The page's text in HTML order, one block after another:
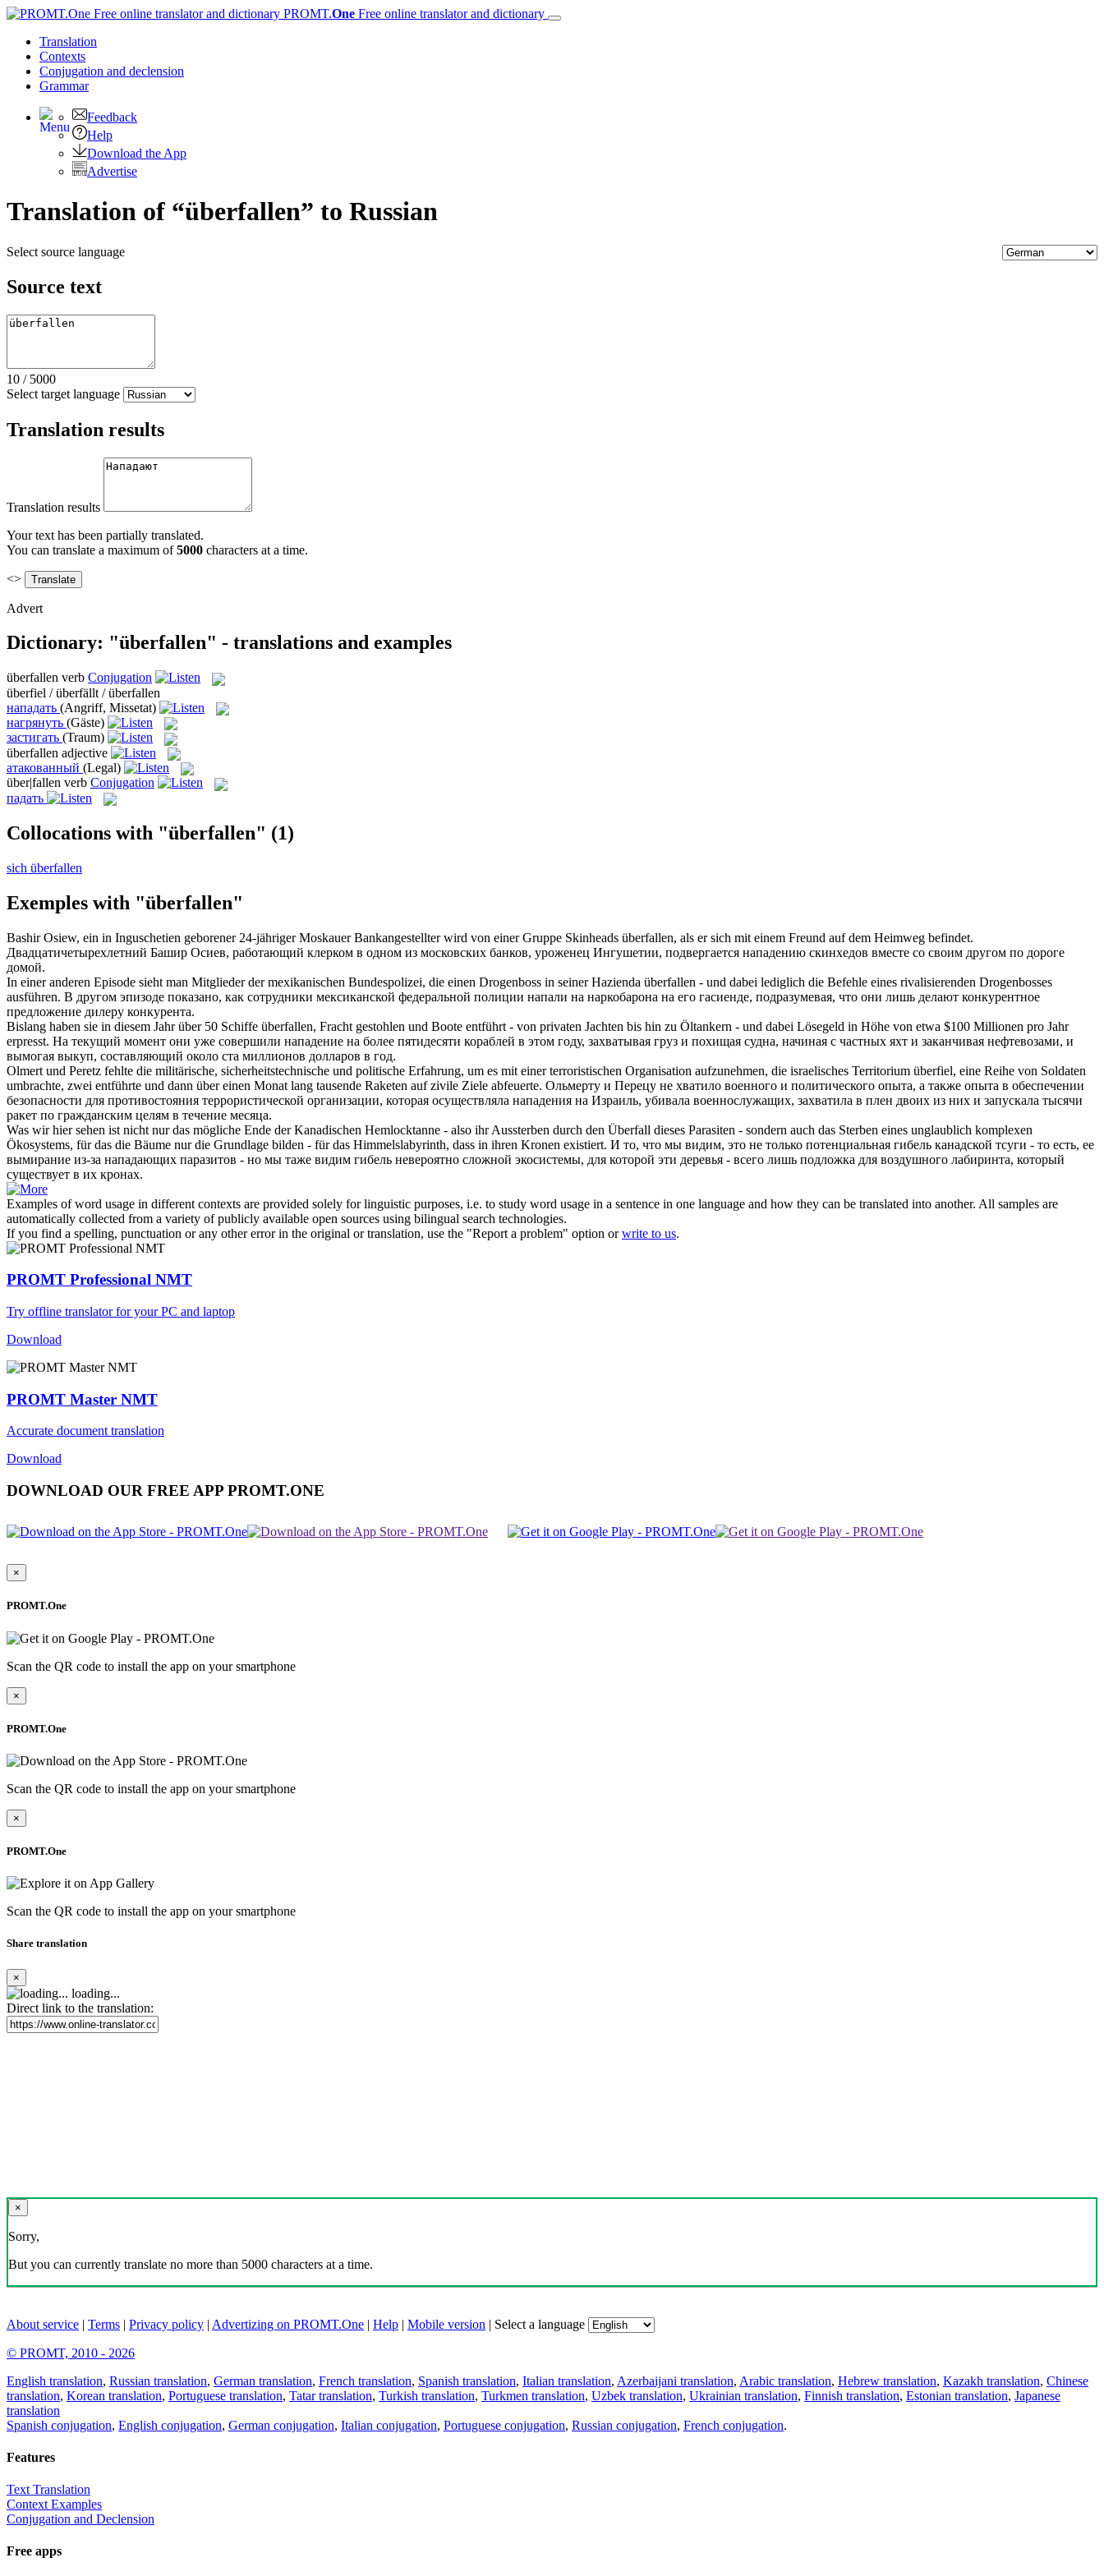
PROMT.One Free online translator and dictionary
Translation
Contexts
Conjugation and declension
Grammar
Feedback
Help
Download the App
Advertise
Translation of “überfallen” to Russian
Select source language
Source text
10 / 5000
Select target language
Translation results
Translation results
Your text has been partially translated.
You can translate a maximum of5000 characters at a time.
<>
Advert
Dictionary: "überfallen" - translations and examples
überfallen verb Conjugation
überfiel / überfällt / überfallen
нападать (Angriff, Missetat)
нагрянуть (Gäste)
застигать (Traum)
überfallen adjective
атакованный (Legal)
über|fallen verb Conjugation
падать
Collocations with "überfallen" (1)
sich überfallen
Exemples with "überfallen"
Bashir Osiew, ein in Inguschetien geborener 24-jähriger Moskauer Bankangestellter wird von einer Gruppe Skinheads überfallen, als er sich mit einem Freund auf dem Heimweg befindet.
Двадцатичетырехлетний Башир Осиев, работающий клерком в одном из московских банков, уроженец Ингушетии, подвергается нападению скинхедов вместе со своим другом по дороге
домой.
In einer anderen Episode sieht man Mitglieder der mexikanischen Bundespolizei, die einen Drogenboss in seiner Hazienda überfallen - und dabei lediglich die Befehle eines rivalisierenden Drogenbosses
ausführen. В другом эпизоде показано, как сотрудники мексиканской федеральной полиции напали на наркобарона на его гасиенде, подразумевая, что они лишь делают конкурентное
предложение дилеру конкурента.
Bislang haben sie in diesem Jahr über 50 Schiffe überfallen, Fracht gestohlen und Boote entführt - von privaten Jachten bis hin zu Öltankern - und dabei Lösegeld in Höhe von etwa $100 Millionen pro Jahr
erpresst. На текущий момент они уже совершили нападение на более пятидесяти кораблей в этом году, захватывая груз и похищая судна, начиная с частных яхт и заканчивая нефтевозами, и
вымогая выкуп, составляющий около ста миллионов долларов в год.
Olmert und Peretz fehlte die militärische, sicherheitstechnische und politische Erfahrung, um es mit einer terroristischen Organisation aufzunehmen, die israelisches Territorium überfiel, eine Reihe von Soldaten
umbrachte, zwei entführte und dann über einen Monat lang tausende Raketen auf zivile Ziele abfeuerte. Ольмерту и Перецу не хватило военного и политического опыта, а также опыта в обеспечении
безопасности для противостояния террористической организации, которая осуществляла нападения на Израиль, убивала военнослужащих, захватила в плен двоих из них и запускала тысячи
ракет по гражданским целям в течение месяца.
Was wir hier sehen ist nicht nur das mögliche Ende der Kanadischen Hemlocktanne - also ihr Aussterben durch den Überfall dieses Parasiten - sondern auch das Sterben eines unglaublich komplexen
Ökosystems, für das die Bäume nur die Grundlage bilden - für das Himmelslabyrinth, dass in ihren Kronen existiert. И то, что мы видим, это не только потенциальная гибель канадской тсуги - то есть, ее
вымирание из-за нападающих паразитов - но мы таже видим гибель невероятно сложной экосистемы, для которой эти деревья - всего лишь подложка для воздушного лабиринта, который
существует в их кронах.
Examples of word usage in different contexts are provided solely for linguistic purposes, i.e. to study word usage in a sentence in one language and how they can be translated into another. All samples are
automatically collected from a variety of publicly available open sources using bilingual search technologies.
If you find a spelling, punctuation or any other error in the original or translation, use the "Report a problem" option orwrite to us.
PROMT Professional NMT
Try offline translator for your PC and laptop
Download
PROMT Master NMT
Accurate document translation
Download
DOWNLOAD OUR FREE APP PROMT.ONE
×
PROMT.One
Scan the QR code to install the app on your smartphone
×
PROMT.One
Scan the QR code to install the app on your smartphone
×
PROMT.One
Scan the QR code to install the app on your smartphone
Share translation
×
loading...
Direct link to the translation:
×
Sorry,
But you can currently translate no more than 5000 characters at a time.
About service | Terms | Privacy policy | Advertizing on PROMT.One | Help | Mobile version | Select a language
© PROMT, 2010 - 2026
English translation, Russian translation, German translation, French translation, Spanish translation, Italian translation, Azerbaijani translation, Arabic translation, Hebrew translation, Kazakh translation, Chinese
translation, Korean translation, Portuguese translation, Tatar translation, Turkish translation, Turkmen translation, Uzbek translation, Ukrainian translation, Finnish translation, Estonian translation, Japanese
translation
Spanish conjugation, English conjugation, German conjugation, Italian conjugation, Portuguese conjugation, Russian conjugation, French conjugation.
Features
Text Translation
Context Examples
Conjugation and Declension
Free apps